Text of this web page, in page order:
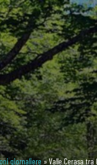
giornaliere»Valle Cerasa